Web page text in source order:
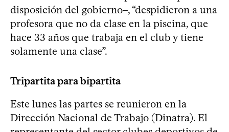
disposición del gobierno–, “despidieron a una
profesora que no da clase en la piscina, que
hace 33 años que trabaja en el club y tiene
solamente una clase”.
Tripartita para bipartita
Este lunes las partes se reunieron en la
Dirección Nacional de Trabajo (Dinatra). El